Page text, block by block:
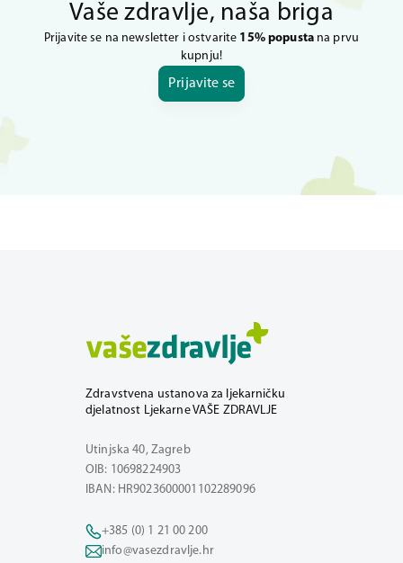
Vaše zdravlje, naša briga
Prijavite se na newsletter i ostvarite 15% popustana prvu
kupnju!
Prijavite se
Zdravstvena ustanova za ljekarničku
djelatnost Ljekarne VAŠE ZDRAVLJE
Utinjska 40, Zagreb
OIB: 10698224903
IBAN: HR9023600001102289096
+385 (0) 1 21 00 200
info@vasezdravlje.hr